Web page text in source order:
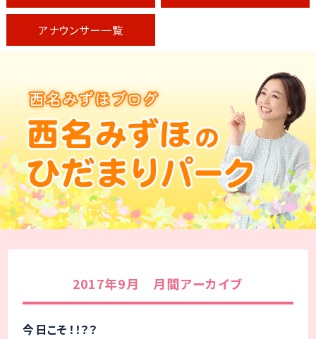
アナウンサー一覧
2017年9月 月間アーカイブ
今日こそ！！？？